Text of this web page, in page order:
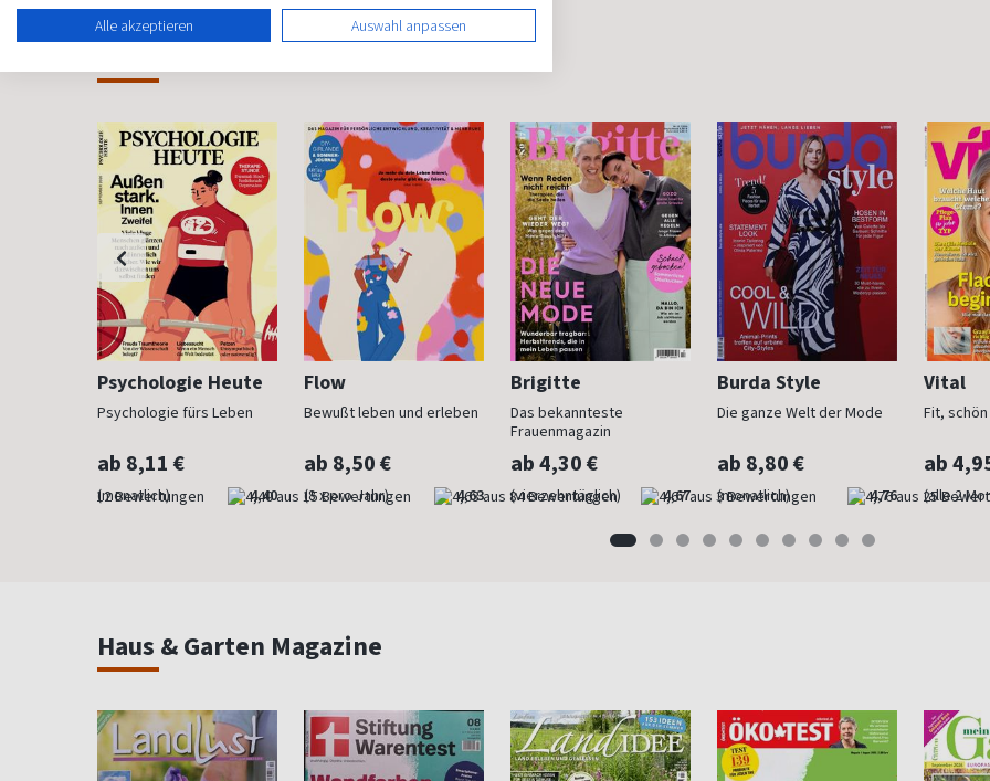
Psychologie Heute
Psychologie fürs Leben
ab 8,11 €
(monatlich) 4,40
Flow
Bewußt leben und erleben
ab 8,50 €
(8 x pro Jahr) 4,63
Brigitte
Das bekannteste
Frauenmagazin
ab 4,30 €
(vierzehntäglich) 4,67
Burda Style
Die ganze Welt der Mode
ab 8,80 €
(monatlich) 4,76
Vital
Fit,
ab
(alle 2
Haus & Garten Magazine
Alle akzeptieren Auswahl anpassen